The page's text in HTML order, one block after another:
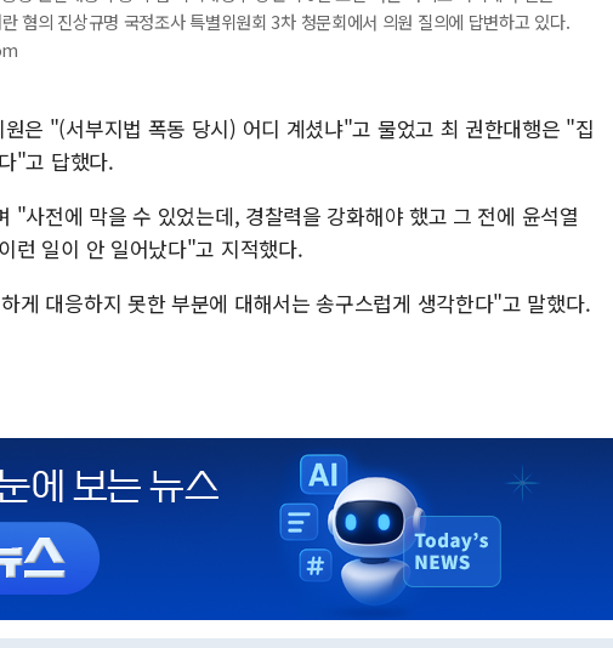
혐의 진상규명 국정조사 특별위원회 3차 청문회에서 의원 질의에 답변하고 있다.
은 "(서부지법 폭동 당시) 어디 계셨냐"고 물었고 최 권한대행은 "집
"고 답했다.
"사전에 막을 수 있었는데, 경찰력을 강화해야 했고 그 전에 윤석열
런 일이 안 일어났다"고 지적했다.
게 대응하지 못한 부분에 대해서는 송구스럽게 생각한다"고 말했다.